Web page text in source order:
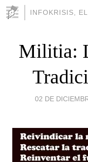
INFOKRISIS,
Militia:
02 DE